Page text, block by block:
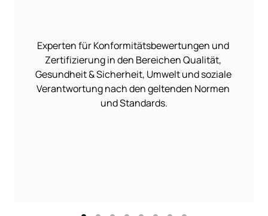
Experten für Konformitätsbewertungen
Zertifizierung in den Bereichen
Gesundheit & Sicherheit, Umwelt und
soziale
Verantwortung nach den geltenden
und Standards.